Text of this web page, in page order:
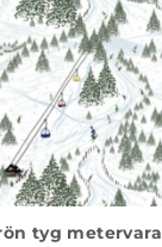
tyg metervara